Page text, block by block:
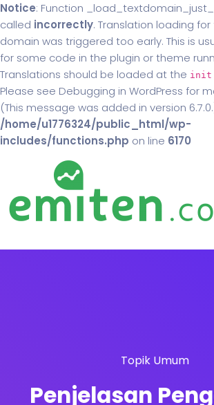
Notice: Function
called incorrectly. Translation loading for
domain was triggered too early. This is
for some code in the plugin or theme
Translations should be loaded at the init
Please see Debugging in WordPress for
(This message was added in version
/home/u1776324/public_html/wp-
includes/functions.php on line 6170
Topik Umum
Penjelasan